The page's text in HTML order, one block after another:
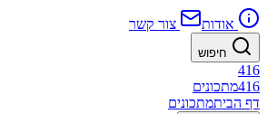
אודות צור קשר
חיפוש
416
416מתכונים
דף הביתמתכונים